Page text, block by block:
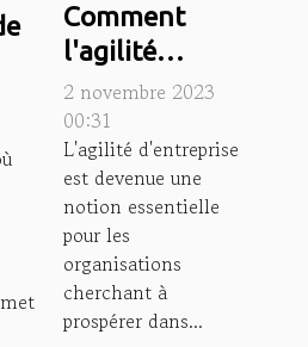
Comment
l'agilité
d'entreprise
favorise la
croissance
économique
2 novembre 2023
00:31
L'agilité d'entreprise
est devenue une
notion essentielle
pour les
organisations
cherchant à
prospérer dans...